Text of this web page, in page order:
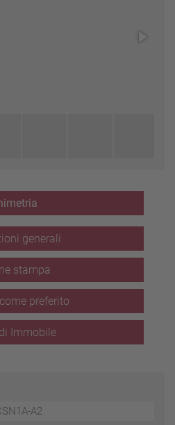
generali
stampa
preferito
Immobile
A2